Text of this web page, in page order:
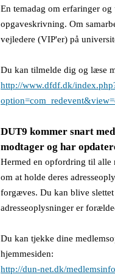
En temadag om erfaringer
opgaveskrivning. Om
vejledere (VIP'er) på
Du kan tilmelde dig og læse
http://www.dfdf.dk/
DUT9 kommer snart
modtager og har
Hermed en opfordring til alle
om at holde deres
forgæves. Du kan blive
adresseoplysninger er
Du kan tjekke dine
hjemmesiden:
http://dun-net.dk/